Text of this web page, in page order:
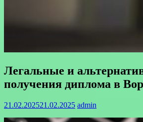
Легальные и
получения диплома в
21.02.202521.02.2025 admin